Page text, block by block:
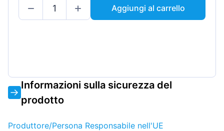
Aggiungi al carrello
Informazioni sulla sicurezza del
prodotto
Produttore/Persona Responsabile nell'UE